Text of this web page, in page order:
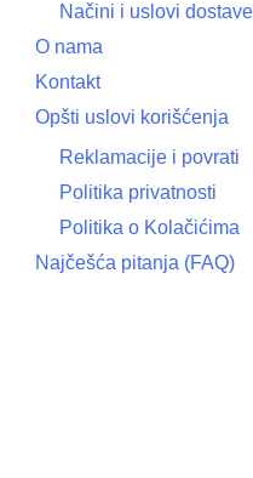
Načini i uslovi dostave
O nama
Kontakt
Opšti uslovi korišćenja
Reklamacije i povrati
Politika privatnosti
Politika o Kolačićima
Najčešća pitanja (FAQ)